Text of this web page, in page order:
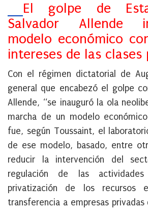
El golpe de
Salvador Allende
modelo económico
intereses de las clases
Con el régimen dictatorial de
general que encabezó el golpe
Allende, “se inauguró la ola
marcha de un modelo
fue, según Toussaint, el
de ese modelo, basado, entre
reducir la intervención del
regulación de las
privatización de los recursos
transferencia a empresas